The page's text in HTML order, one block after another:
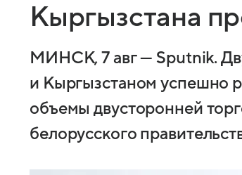
Кыргызстана
МИНСК, 7 авг — Sputnik.
и Кыргызстаном успешно
объемы двусторонней
белорусского